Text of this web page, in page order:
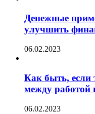
Денежные
улучшить
06.02.2023
Как быть, если
между работой
06.02.2023